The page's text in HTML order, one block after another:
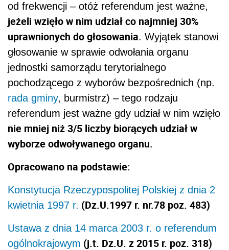
od frekwencji – otóż referendum jest ważne,
jeżeli wzięło w nim udział co najmniej 30%
uprawnionych do głosowania. Wyjątek stanowi
głosowanie w sprawie odwołania organu
jednostki samorządu terytorialnego
pochodzącego z wyborów bezpośrednich (np.
rada gminy, burmistrz) – tego rodzaju
referendum jest ważne gdy udział w nim wzięło
nie mniej niż 3/5 liczby biorących udział w
wyborze odwoływanego organu.
Opracowano na podstawie:
Konstytucja Rzeczypospolitej Polskiej z dnia 2
kwietnia 1997 r. (Dz.U.1997 r. nr.78 poz. 483)
Ustawa z dnia 14 marca 2003 r. o referendum
ogólnokrajowym (j.t. Dz.U. z 2015 r. poz. 318)